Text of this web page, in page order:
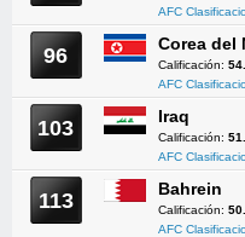
AFC
96 Corea del
Calificación:
AFC
103 Iraq
Calificación:
AFC
113 Bahrein
Calificación:
AFC